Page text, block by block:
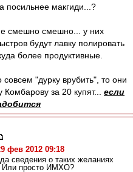
посильнее макгиди...?
смешно смешно... у них
будут лавку полировать
более продуктивные.
"дурку врубить", то они
за 20 купят... если
фев 2012 09:18
сведения о таких желаниях
Или просто ИМХО?